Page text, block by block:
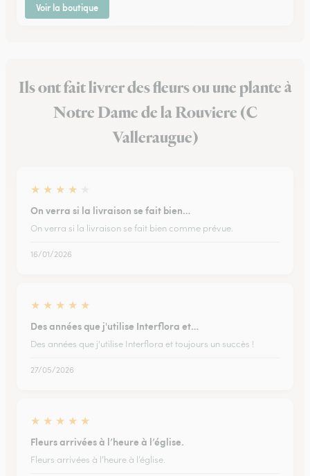
Voir la boutique
Ils ont fait livrer des fleurs ou une plante à
Notre Dame de la Rouviere (C
Valleraugue)
★ ★ ★ ★
On verra si la livraison se fait bien…
On verra si la livraison se fait bien comme prévue.
16/01/2026
★ ★ ★ ★ ★
Des années que j'utilise Interflora et…
Des années que j'utilise Interflora et toujours un succès !
27/05/2026
★ ★ ★ ★ ★
Fleurs arrivées à l’heure à l’église.
Fleurs arrivées à l’heure à l’église.